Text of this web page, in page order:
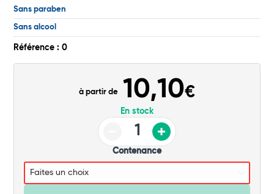
Sans paraben
Sans alcool
Référence : 0
à partir de 10,10€
En stock
Contenance